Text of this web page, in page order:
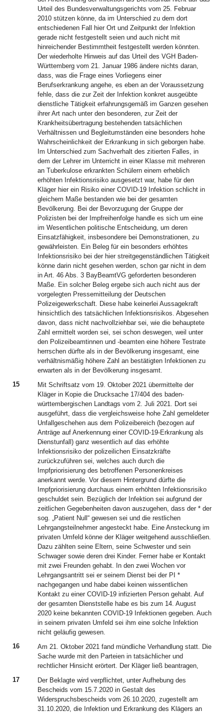
Urteil des Bundesverwaltungsgerichts vom 25. Februar
2010 stützen könne, da im Unterschied zu dem dort
entschiedenen Fall hier Ort und Zeitpunkt der Infektion
gerade nicht festgestellt seien und auch nicht mit
hinreichender Bestimmtheit festgestellt werden könnten.
Der wiederholte Hinweis auf das Urteil des VGH Baden-
Württemberg vom 21. Januar 1986 ändere nichts daran,
dass, was die Frage eines Vorliegens einer
Berufserkrankung angehe, es eben an der Voraussetzung
fehle, dass die zur Zeit der Infektion konkret ausgeübte
dienstliche Tätigkeit erfahrungsgemäß im Ganzen gesehen
ihrer Art nach unter den besonderen, zur Zeit der
Krankheitsübertragung bestehenden tatsächlichen
Verhältnissen und Begleitumständen eine besonders hohe
Wahrscheinlichkeit der Erkrankung in sich geborgen habe.
Im Unterschied zum Sachverhalt des zitierten Falles, in
dem der Lehrer im Unterricht in einer Klasse mit mehreren
an Tuberkulose erkrankten Schülern einem erheblich
erhöhten Infektionsrisiko ausgesetzt war, habe für den
Kläger hier ein Risiko einer COVID-19 Infektion schlicht in
gleichem Maße bestanden wie bei der gesamten
Bevölkerung. Bei der Bevorzugung der Gruppe der
Polizisten bei der Impfreihenfolge handle es sich um eine
im Wesentlichen politische Entscheidung, um deren
Einsatzfähigkeit, insbesondere bei Demonstrationen, zu
gewährleisten. Ein Beleg für ein besonders erhöhtes
Infektionsrisiko bei der hier streitgegenständlichen Tätigkeit
könne darin nicht gesehen werden, schon gar nicht in dem
in Art. 46 Abs. 3 BayBeamtVG geforderten besonderen
Maße. Ein solcher Beleg ergebe sich auch nicht aus der
vorgelegten Pressemitteilung der Deutschen
Polizeigewerkschaft. Diese habe keinerlei Aussagekraft
hinsichtlich des tatsächlichen Infektionsrisikos. Abgesehen
davon, dass nicht nachvollziehbar sei, wie die behauptete
Zahl ermittelt worden sei, sei schon deswegen, weil unter
den Polizeibeamtinnen und -beamten eine höhere Testrate
herrschen dürfte als in der Bevölkerung insgesamt, eine
verhältnismäßig höhere Zahl an bestätigten Infektionen zu
erwarten als in der Bevölkerung insgesamt.
15
Mit Schriftsatz vom 19. Oktober 2021 übermittelte der
Kläger in Kopie die Drucksache 17/404 des baden-
württembergischen Landtags vom 2. Juli 2021. Dort sei
ausgeführt, dass die vergleichsweise hohe Zahl gemeldeter
Unfallgeschehen aus dem Polizeibereich (bezogen auf
Anträge auf Anerkennung einer COVID-19-Erkrankung als
Dienstunfall) ganz wesentlich auf das erhöhte
Infektionsrisiko der polizeilichen Einsatzkräfte
zurückzuführen sei, welches auch durch die
Impfpriorisierung des betroffenen Personenkreises
anerkannt werde. Vor diesem Hintergrund dürfte die
Impfpriorisierung durchaus einem erhöhten Infektionsrisiko
geschuldet sein. Bezüglich der Infektion sei aufgrund der
zeitlichen Gegebenheiten davon auszugehen, dass der * der
sog. „Patient Null“ gewesen sei und die restlichen
Lehrgangsteilnehmer angesteckt habe. Eine Ansteckung im
privaten Umfeld könne der Kläger weitgehend ausschließen.
Dazu zählten seine Eltern, seine Schwester und sein
Schwager sowie deren drei Kinder. Ferner habe er Kontakt
mit zwei Freunden gehabt. In den zwei Wochen vor
Lehrgangsantritt sei er seinem Dienst bei der PI *
nachgegangen und habe dabei keinen wissentlichen
Kontakt zu einer COVID-19 infizierten Person gehabt. Auf
der gesamten Dienststelle habe es bis zum 14. August
2020 keine bekannten COVID-19 Infektionen gegeben. Auch
in seinem privaten Umfeld sei ihm eine solche Infektion
nicht geläufig gewesen.
16
Am 21. Oktober 2021 fand mündliche Verhandlung statt. Die
Sache wurde mit den Parteien in tatsächlicher und
rechtlicher Hinsicht erörtert. Der Kläger ließ beantragen,
17
Der Beklagte wird verpflichtet, unter Aufhebung des
Bescheids vom 15.7.2020 in Gestalt des
Widerspruchsbescheids vom 26.10.2020, zugestellt am
31.10.2020, die Infektion und Erkrankung des Klägers an